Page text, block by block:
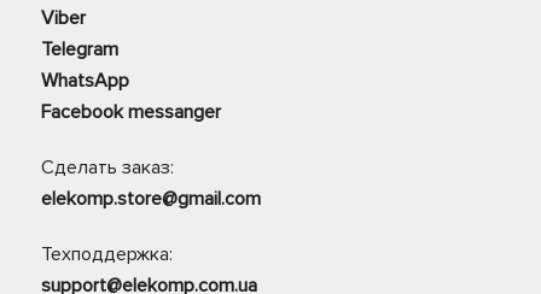
Viber
Telegram
WhatsApp
Facebook messanger
Сделать заказ:
elekomp.store@gmail.com
Техподдержка:
support@elekomp.com.ua